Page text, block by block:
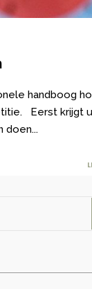
handboog
Eerst krijgt
doen...